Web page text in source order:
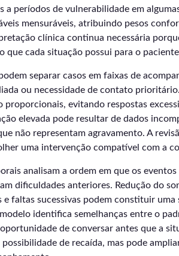
a períodos de vulnerabilidade em
mensuráveis, atribuindo pesos
clínica continua necessária
que cada situação possui para o
separar casos em faixas de
ou necessidade de contato
evitando respostas
elevada pode resultar de dados
não representam agravamento. A
uma intervenção compatível com a
analisam a ordem em que os
dificuldades anteriores. Redução do
faltas sucessivas podem constituir uma
identifica semelhanças entre o
de conversar antes que a
de recaída, mas pode